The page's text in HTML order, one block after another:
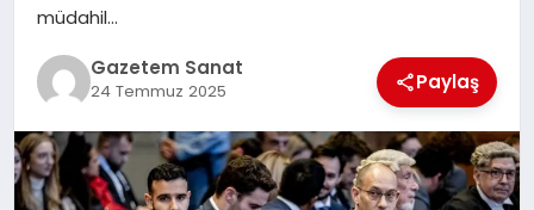
müdahil…
Gazetem Sanat
24 Temmuz 2025 Paylaş